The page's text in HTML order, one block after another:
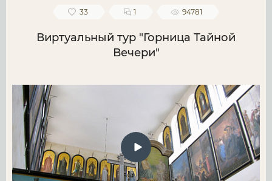
33 1 94781
Виртуальный тур "Горница Тайной
Вечери"